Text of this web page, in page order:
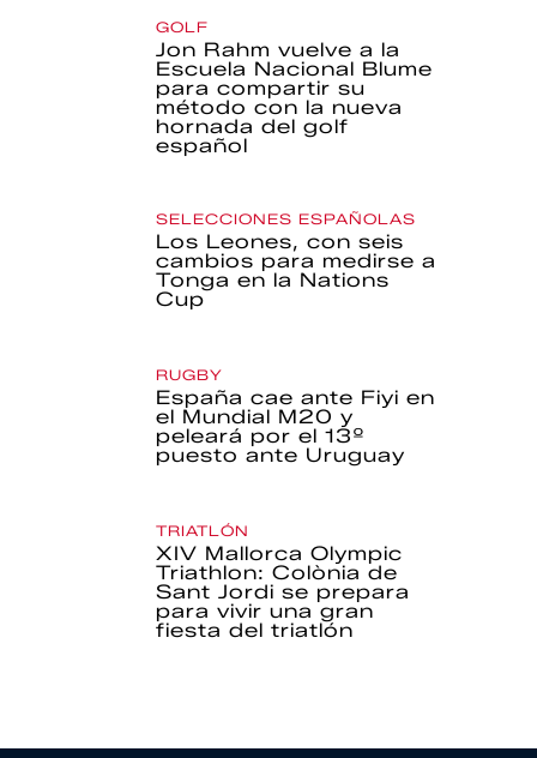
GOLF
Jon Rahm vuelve a la
Escuela Nacional Blume
para compartir su
método con la nueva
hornada del golf
español
SELECCIONES ESPAÑOLAS
Los Leones, con seis
cambios para medirse a
Tonga en la Nations
Cup
RUGBY
España cae ante Fiyi en
el Mundial M20 y
peleará por el 13º
puesto ante Uruguay
TRIATLÓN
XIV Mallorca Olympic
Triathlon: Colònia de
Sant Jordi se prepara
para vivir una gran
fiesta del triatlón